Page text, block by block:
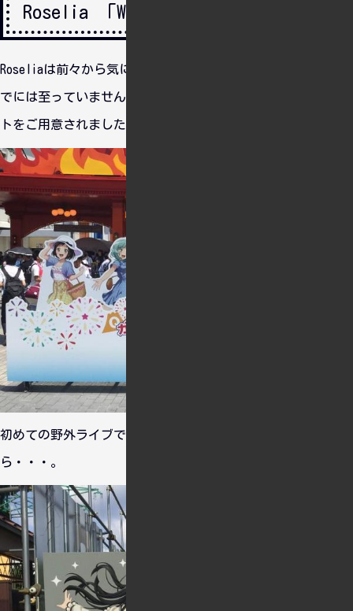
Roselia 「Wasser」
Roseliaは前々から気にはなっていたものの、ライブに行くま
でには至っていませんでしたが、なんとなく応募したらチケッ
トをご用意されました。
初めての野外ライブです。富士急に来るのは何年ぶりかし
ら・・・。